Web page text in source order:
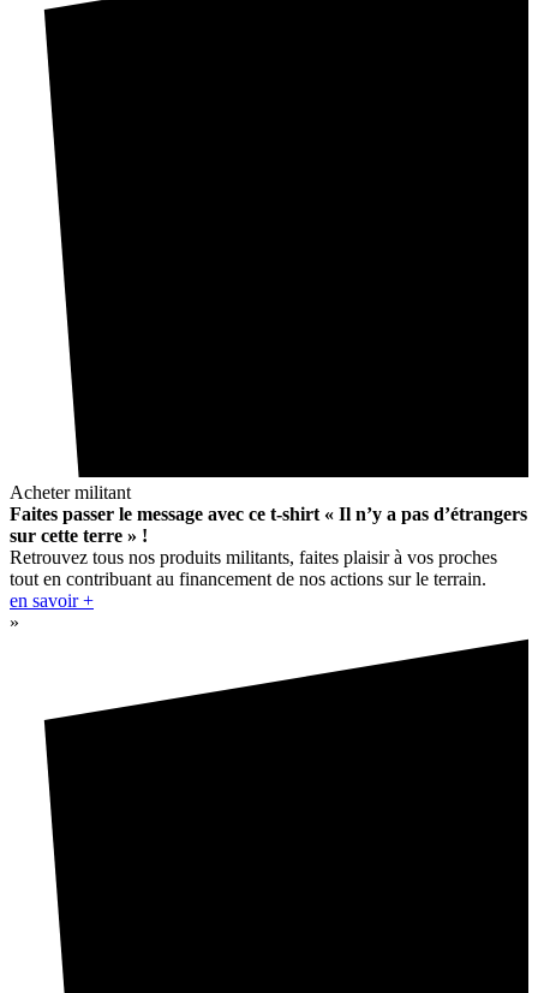
Acheter militant
Faites passer le message avec ce t-shirt « Il n’y a pas d’étrangers
sur cette terre » !
Retrouvez tous nos produits militants, faites plaisir à vos proches
tout en contribuant au financement de nos actions sur le terrain.
en savoir +
»